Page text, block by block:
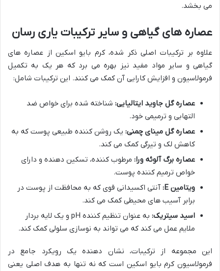
می بخشد.
عصاره های گیاهی و سایر ترکیبات یاری رسان
علاوه بر ترکیبات اصلی ذکر شده، کرم بایو اسکین از عصاره های
گیاهی و سایر مواد مفید نیز بهره می برد که هر یک به تکمیل
فرمولاسیون و افزایش کارایی آن کمک می کنند. این ترکیبات شامل:
عصاره گل جاوید ایتالیایی: شناخته شده برای خواص ضد
التهابی و ترمیمی خود.
عصاره گل مینای چمنی: یک روشن کننده طبیعی پوست که به
کاهش لک و تیرگی کمک می کند.
عصاره برگ آلوئه ورا: مرطوب کننده، تسکین دهنده و دارای
خواص ترمیم کننده پوست.
ویتامین E:
آنتی اکسیدانی قوی که به محافظت از پوست در
برابر آسیب های محیطی کمک می کند.
اسید سیتریک:
به عنوان تنظیم کننده pH و یک لایه بردار
ملایم عمل می کند که می تواند به نوسازی سلولی کمک کند.
این مجموعه از ترکیبات، نشان دهنده یک رویکرد جامع در
فرمولاسیون کرم بایو اسکین است که نه تنها به هدف اصلی یعنی